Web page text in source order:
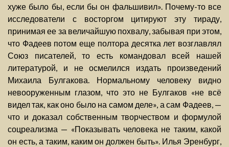
хуже было бы, если бы он фальшивил». Почему-то все
исследователи с восторгом цитируют эту тираду,
принимая ее за величайшую похвалу, забывая при этом,
что Фадеев потом еще полтора десятка лет возглавлял
Союз писателей, то есть командовал всей нашей
литературой, и не осмелился издать произведений
Михаила Булгакова. Нормальному человеку видно
невооруженным глазом, что это не Булгаков «не всё
видел так, как оно было на самом деле», а сам Фадеев, —
что и доказал собственным творчеством и формулой
соцреализма — «Показывать человека не таким, какой
он есть, а таким, каким он должен быть». Илья Эренбург,